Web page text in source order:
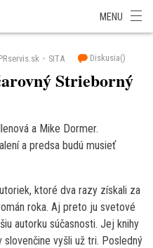
MENU
SITA Diskusia()
Strieborný
a Mike Dormer.
a predsa budú musieť
ktoré dva razy získali za
roka. Aj preto ju svetové
autorku súčasnosti. Jej knihy
vyšli už tri. Posledný